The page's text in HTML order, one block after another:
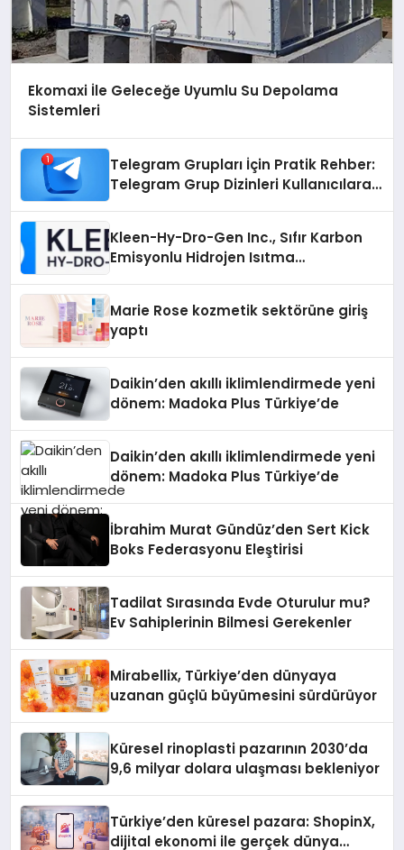
Ekomaxi İle Geleceğe Uyumlu Su Depolama
Sistemleri
Telegram Grupları İçin Pratik Rehber:
Telegram Grup Dizinleri Kullanıcılara
Kleen-Hy-Dro-Gen Inc., Sıfır Karbon
Emisyonlu Hidrojen Isıtma
Marie Rose kozmetik sektörüne giriş
yaptı
Daikin’den akıllı iklimlendirmede yeni
dönem: Madoka Plus Türkiye’de
Daikin’den akıllı iklimlendirmede yeni
dönem: Madoka Plus Türkiye’de
İbrahim Murat Gündüz’den Sert Kick
Boks Federasyonu Eleştirisi
Tadilat Sırasında Evde Oturulur mu?
Ev Sahiplerinin Bilmesi Gerekenler
Mirabellix, Türkiye’den dünyaya
uzanan güçlü büyümesini sürdürüyor
Küresel rinoplasti pazarının 2030’da
9,6 milyar dolara ulaşması bekleniyor
Türkiye’den küresel pazara: ShopinX,
dijital ekonomi ile gerçek dünya